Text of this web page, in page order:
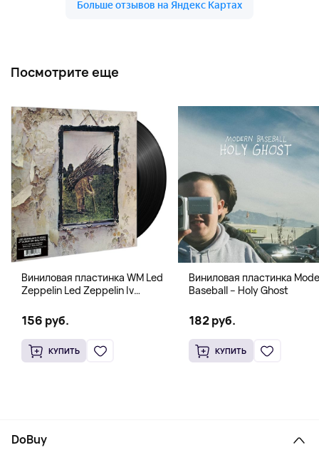
Посмотрите еще
Виниловая пластинка WM Led
Zeppelin Led Zeppelin Iv
156 руб.
КУПИТЬ
Виниловая пластинка
Baseball – Holy Ghost
182 руб.
КУПИТЬ
DoBuy